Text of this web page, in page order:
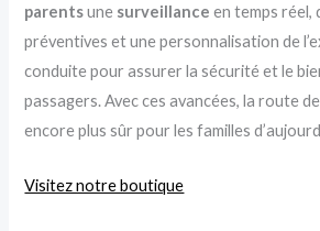
parentsune surveillanceen temps réel,
préventives et une personnalisation de
conduite pour assurer la sécurité et le
passagers. Avec ces avancées, la route
encore plus sûr pour les familles
Visitez notre boutique